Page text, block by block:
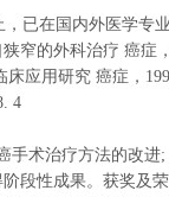
，已在国内外医学专
窄的外科治疗 癌症
床应用研究 癌症，
4
手术治疗方法的改
段性成果。获奖及